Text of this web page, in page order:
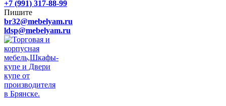
+7 (991) 317-88-99
Пишите
br32@mebelyam.ru
ldsp@mebelyam.ru